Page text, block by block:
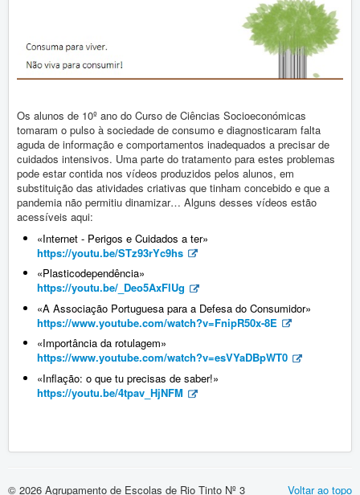
Oferta Educativa
Alunos
Concursos
Vida Escolar
Contactos
Entrada
Doc. Orientadores
Plano de Inovação 2022
Diversos
Consumo Sustentável
Os alunos de 10º ano do Curso de Ciências Socioeconómicas
tomaram o pulso à sociedade de consumo e diagnosticaram falta
aguda de informação e comportamentos inadequados a precisar de
cuidados intensivos. Uma parte do tratamento para estes problemas
pode estar contida nos vídeos produzidos pelos alunos, em
substituição das atividades criativas que tinham concebido e que a
pandemia não permitiu dinamizar… Alguns desses vídeos estão
acessíveis aqui:
«Internet - Perigos e Cuidados a ter»
https://youtu.be/STz93rYc9hs
«Plasticodependência»
https://youtu.be/_Deo5AxFlUg
«A Associação Portuguesa para a Defesa do Consumidor»
https://www.youtube.com/watch?v=FnipR50x-8E
«Importância da rotulagem»
https://www.youtube.com/watch?v=esVYaDBpWT0
«Inflação: o que tu precisas de saber!»
https://youtu.be/4tpav_HjNFM
Voltar ao topo
© 2026 Agrupamento de Escolas de Rio Tinto Nº 3